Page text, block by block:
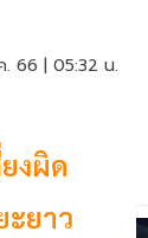
. 66 | 05:32 น.
งผิด
ยาว